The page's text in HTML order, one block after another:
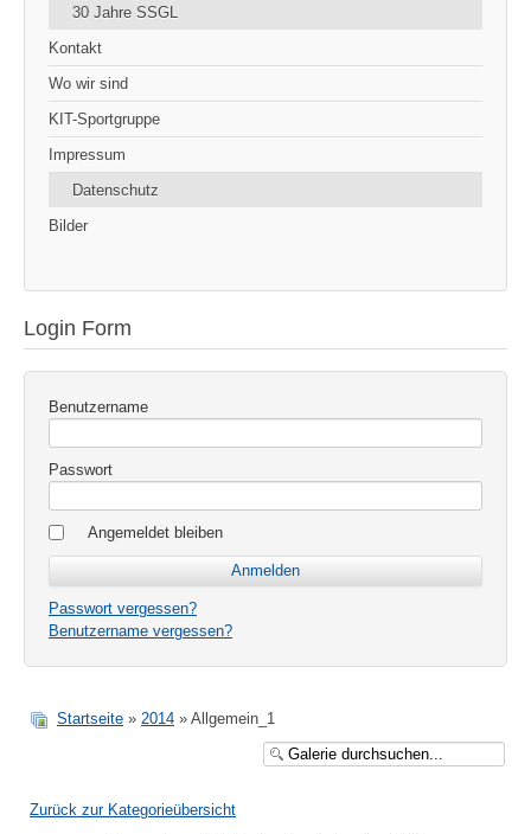
30 Jahre SSGL
Kontakt
Wo wir sind
KIT-Sportgruppe
Impressum
Datenschutz
Bilder
Login Form
Benutzername
Passwort
Angemeldet bleiben
Passwort vergessen?
Benutzername vergessen?
Startseite » 2014 » Allgemein_1
Zurück zur Kategorieübersicht